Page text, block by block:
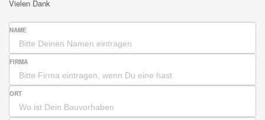
Vielen Dank
NAME
FIRMA
ORT